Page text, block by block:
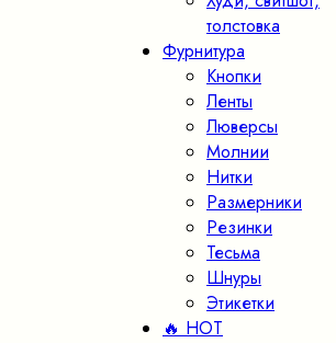
толстовка
Фурнитура
Кнопки
Ленты
Люверсы
Молнии
Нитки
Размерники
Резинки
Тесьма
Шнуры
Этикетки
🔥 HOT